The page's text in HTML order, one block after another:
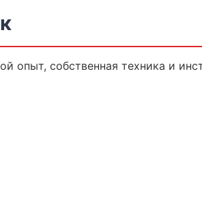
опыт, собственная техника и